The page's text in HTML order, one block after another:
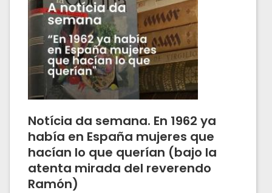
Notícia da semana. En 1962 ya
había en España mujeres que
hacían lo que querían (bajo la
atenta mirada del reverendo
Ramón)